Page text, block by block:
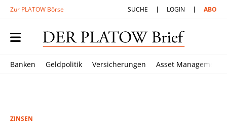
Zur PLATOW Börse SUCHE LOGIN ABO
Banken Geldpolitik Versicherungen Asset Management
ZINSEN